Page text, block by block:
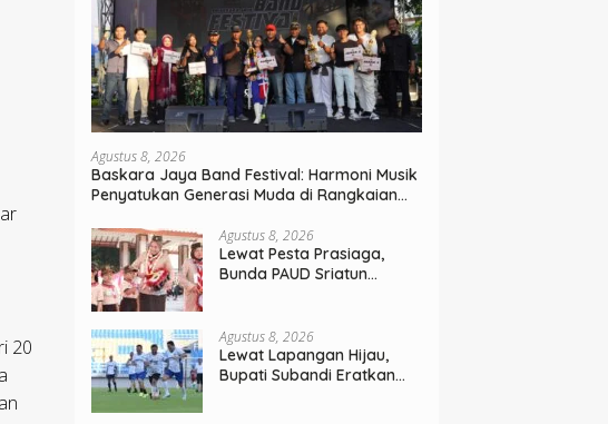
20
Agustus 8, 2026
Baskara Jaya Band Festival: Harmoni Musik
Penyatukan Generasi Muda di Rangkaian
Agustus 8, 2026
Lewat Pesta Prasiaga,
Bunda PAUD Sriatun
Masa Depan Anak
Agustus 8, 2026
Lewat Lapangan Hijau,
Bupati Subandi Eratkan